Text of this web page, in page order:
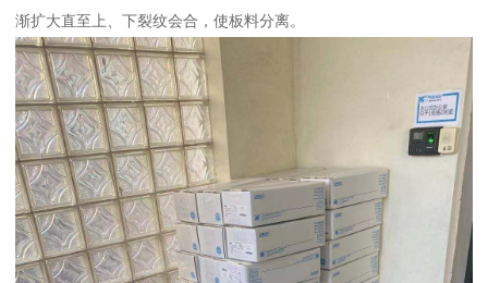
渐扩大直至上、下裂纹会合，使板料分离。